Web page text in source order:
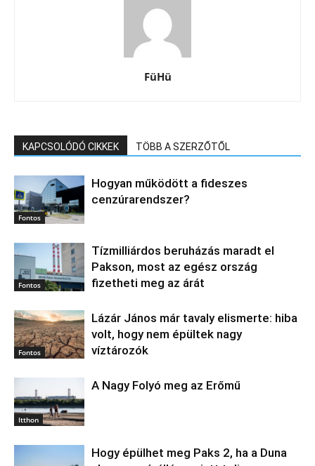
FüHü
KAPCSOLÓDÓ CIKKEK TÖBB A SZERZŐTŐL
Fontos
Hogyan működött a fideszes
cenzúrarendszer?
Fontos
Tízmilliárdos beruházás maradt el
Pakson, most az egész ország
fizetheti meg az árát
Fontos
Lázár János már tavaly elismerte: hiba
volt, hogy nem épültek nagy
víztározók
Itthon
A Nagy Folyó meg az Erőmű
Hogy épülhet meg Paks 2, ha a Duna